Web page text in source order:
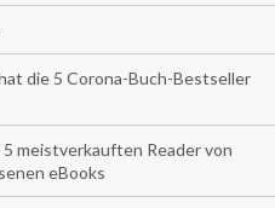
die 5 Corona-Buch-Bestseller
meistverkauften Reader von
eBooks